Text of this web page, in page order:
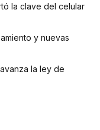
la clave del celular
y nuevas
la ley de